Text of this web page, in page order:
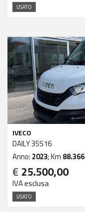
USATO
IVECO
DAILY 35S16
Anno: 2023; Km 88.366
€ 25.500,00
IVA esclusa
USATO